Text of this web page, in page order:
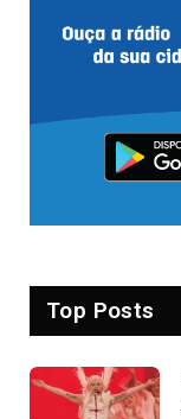
Top Posts